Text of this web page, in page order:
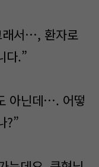
래서…, 환자로
다.”
아닌데…. 어떻
?”